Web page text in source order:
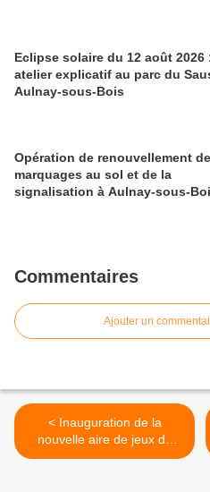
Eclipse solaire du 12 août 2026
atelier explicatif au parc du
Aulnay-sous-Bois
Opération de renouvellement
marquages au sol et de la
signalisation à Aulnay-sous-
Commentaires
Ajouter un
< Inauguration de la
nouvelle aire de jeux du
square Jean-Philippe Smet